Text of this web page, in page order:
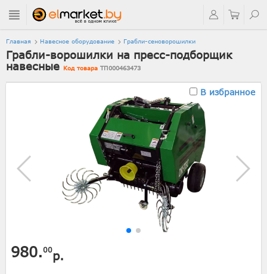
Главная Навесное оборудование Грабли-сеноворошилки
Грабли-ворошилки на пресс-подборщик
навесные Код товара ТП000463473
В избранное
980.00р.